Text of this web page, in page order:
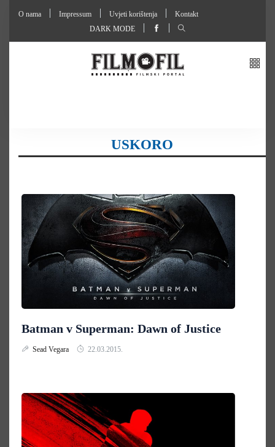
O nama Impressum Uvjeti korištenja
Kontakt
DARK MODE
USKORO
Batman v Superman: Dawn of Justice
Sead Vegara 22.03.2015.